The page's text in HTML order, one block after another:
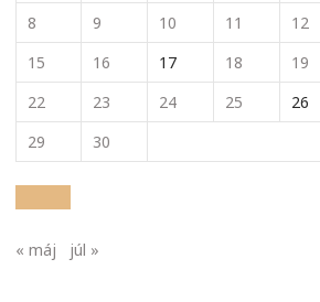
8
9 10 11 12
15
16 17 18 19
22
23 24 25 26
29
30
« máj júl »